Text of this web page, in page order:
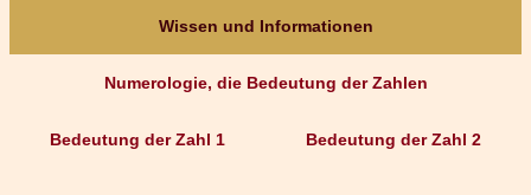
Wissen und Informationen
Numerologie, die Bedeutung der Zahlen
Bedeutung der Zahl 1 Bedeutung der Zahl 2